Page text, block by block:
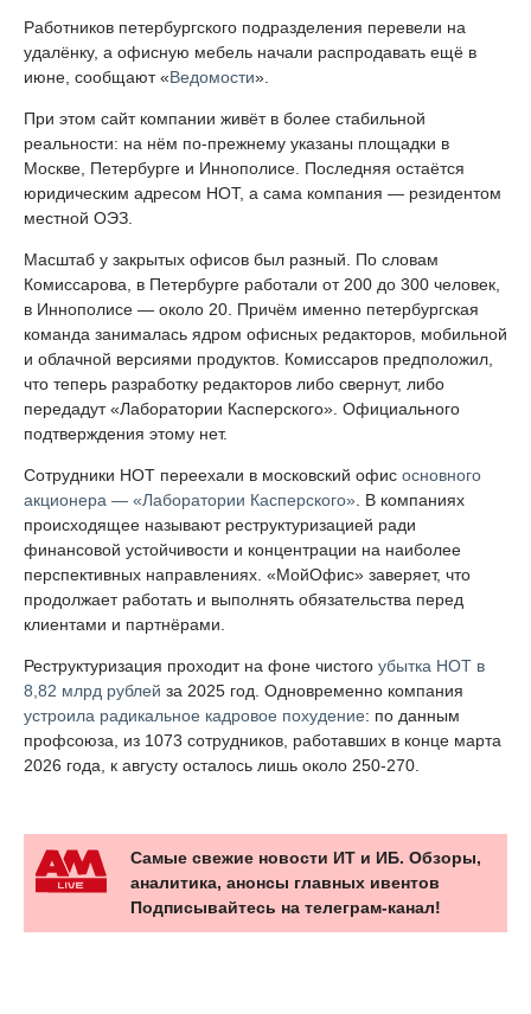
Работников петербургского подразделения перевели на
удалёнку, а офисную мебель начали распродавать ещё в
июне, сообщают «Ведомости».
При этом сайт компании живёт в более стабильной
реальности: на нём по-прежнему указаны площадки в
Москве, Петербурге и Иннополисе. Последняя остаётся
юридическим адресом НОТ, а сама компания — резидентом
местной ОЭЗ.
Масштаб у закрытых офисов был разный. По словам
Комиссарова, в Петербурге работали от 200 до 300 человек,
в Иннополисе — около 20. Причём именно петербургская
команда занималась ядром офисных редакторов, мобильной
и облачной версиями продуктов. Комиссаров предположил,
что теперь разработку редакторов либо свернут, либо
передадут «Лаборатории Касперского». Официального
подтверждения этому нет.
Сотрудники НОТ переехали в московский офис основного
акционера — «Лаборатории Касперского» . В компаниях
происходящее называют реструктуризацией ради
финансовой устойчивости и концентрации на наиболее
перспективных направлениях. «МойОфис» заверяет, что
продолжает работать и выполнять обязательства перед
клиентами и партнёрами.
Реструктуризация проходит на фоне чистого убытка НОТ в
8,82 млрд рублей за 2025 год. Одновременно компания
устроила радикальное кадровое похудение: по данным
профсоюза, из 1073 сотрудников, работавших в конце марта
2026 года, к августу осталось лишь около 250-270.
Самые свежие новости ИТ и ИБ. Обзоры,
аналитика, анонсы главных ивентов
Подписывайтесь на телеграм-канал!